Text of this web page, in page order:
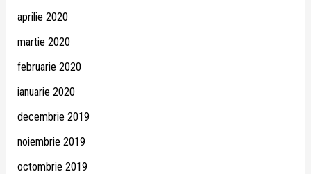
aprilie 2020
martie 2020
februarie 2020
ianuarie 2020
decembrie 2019
noiembrie 2019
octombrie 2019